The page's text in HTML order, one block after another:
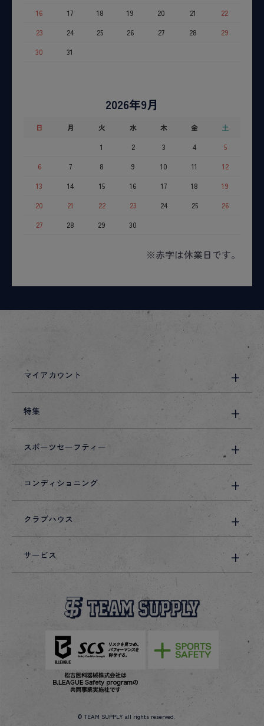
16
17 18 19 20 21
22
23
24 25 26 27 28
29
30
31
2026年9月
日 月 火 水 木 金
土
1
2 3 4
5
6
7 8 9 10 11
12
13
14 15 16 17 18
19
20
21 22 23 24 25
26
27
28 29 30
※赤字は休業日です。
マイアカウント
特集
スポーツセーフティー
コンディショニング
クラブハウス
サービス
© TEAM SUPPLY all rights reserved.